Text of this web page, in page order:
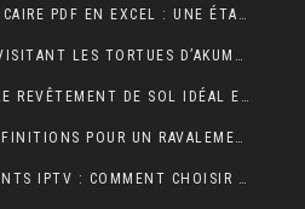
CONVERTIR UN RELEVÉ BANCAIRE PDF EN EXCEL : UNE ÉTAPE CLÉ POUR MIEUX GÉRER SES FINANCES
LES ERREURS À ÉVITER EN VISITANT LES TORTUES D’AKUMAL
POURQUOI LA RÉSINE EST LE REVÊTEMENT DE SOL IDÉAL EN USINE ?
LES DIFFÉRENTS TYPES DE FINITIONS POUR UN RAVALEMENT DE FAÇADE RÉUSSI
SÉLECTION DES ABONNEMENTS IPTV : COMMENT CHOISIR L’OFFRE QUI VOUS CORRESPOND ?